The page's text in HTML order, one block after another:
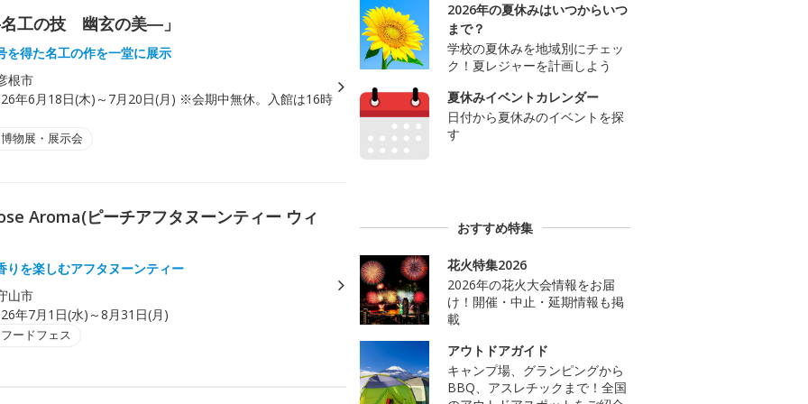
工の技 幽玄の美―」
を得た名工の作を一堂に展示
根市
年6月18日(木)～7月20日(月) ※会期中無休。入館は16時
物展・展示会
Aroma(ピーチアフタヌーンティー ウィ
りを楽しむアフタヌーンティー
山市
年7月1日(水)～8月31日(月)
ードフェス
2026年の夏休みはいつからいつ
まで？
学校の夏休みを地域別にチェッ
ク！夏レジャーを計画しよう
夏休みイベントカレンダー
日付から夏休みのイベントを探
す
おすすめ特集
花火特集2026
2026年の花火大会情報をお届
け！開催・中止・延期情報も掲
載
アウトドアガイド
キャンプ場、グランピングから
BBQ、アスレチックまで！全国